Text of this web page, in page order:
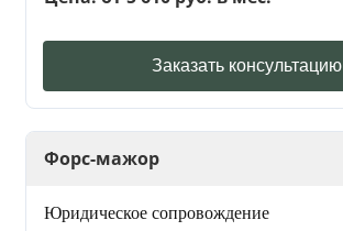
Заказать консультацию
Форс-мажор
Юридическое сопровождение